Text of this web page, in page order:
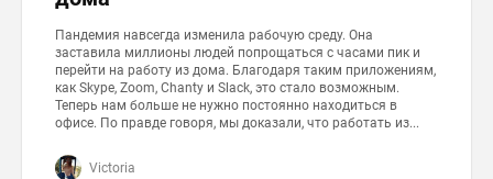
Пандемия навсегда изменила рабочую среду. Она
заставила миллионы людей попрощаться с часами пик и
перейти на работу из дома. Благодаря таким приложениям,
как Skype, Zoom, Chanty и Slack, это стало возможным.
Теперь нам больше не нужно постоянно находиться в
офисе. По правде говоря, мы доказали, что работать из...
Victoria